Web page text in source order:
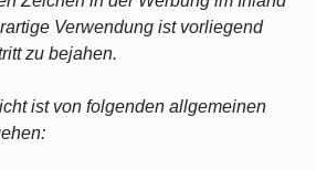
Verwendung ist vorliegend
zu bejahen.
ist von folgenden allgemeinen